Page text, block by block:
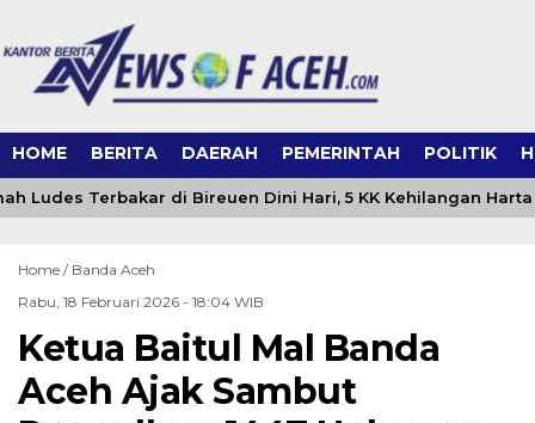
HOME BERITA DAERAH PEMERINTAH POLITIK
Ludes Terbakar di Bireuen Dini Hari, 5 KK Kehilangan Harta
Home / Banda Aceh
Rabu, 18 Februari 2026 - 18:04 WIB
Ketua Baitul Mal Banda
Aceh Ajak Sambut